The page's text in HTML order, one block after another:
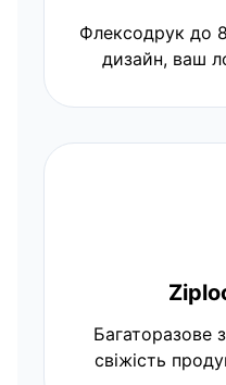
Флексодрук до
дизайн, ваш
Багаторазове
свіжість